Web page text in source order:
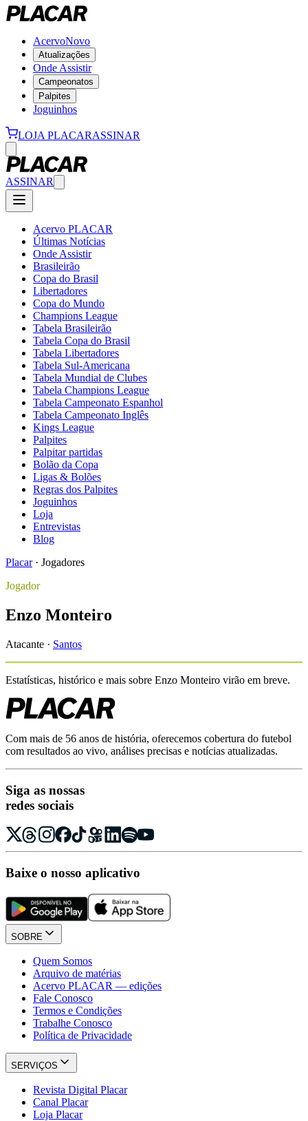
AcervoNovo
Atualizações
Onde Assistir
Campeonatos
Palpites
Joguinhos
LOJA PLACARASSINAR
ASSINAR
Acervo PLACAR
Últimas Notícias
Onde Assistir
Brasileirão
Copa do Brasil
Libertadores
Copa do Mundo
Champions League
Tabela Brasileirão
Tabela Copa do Brasil
Tabela Libertadores
Tabela Sul-Americana
Tabela Mundial de Clubes
Tabela Champions League
Tabela Campeonato Espanhol
Tabela Campeonato Inglês
Kings League
Palpites
Palpitar partidas
Bolão da Copa
Ligas & Bolões
Regras dos Palpites
Joguinhos
Loja
Entrevistas
Blog
Placar · Jogadores
Jogador
Enzo Monteiro
Atacante · Santos
Estatísticas, histórico e mais sobre Enzo Monteiro virão em breve.
Com mais de 56 anos de história, oferecemos cobertura do futebol
com resultados ao vivo, análises precisas e notícias atualizadas.
Siga as nossas
redes sociais
Baixe o nosso aplicativo
SOBRE
Quem Somos
Arquivo de matérias
Acervo PLACAR — edições
Fale Conosco
Termos e Condições
Trabalhe Conosco
Política de Privacidade
SERVIÇOS
Revista Digital Placar
Canal Placar
Loja Placar